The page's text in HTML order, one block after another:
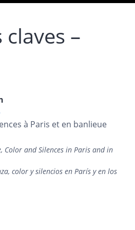
–
à Paris et en banlieue
Color and Silences in Paris and in
color y silencios en París yen los